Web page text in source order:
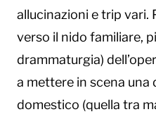
allucinazioni e trip vari.
verso il nido familiare,
drammaturgia)
a mettere in scena una
domestico (quella tra